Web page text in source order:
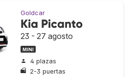
Goldcar
Kia Picanto
23 - 27 agosto
MINI
4 plazas
2-3 puertas